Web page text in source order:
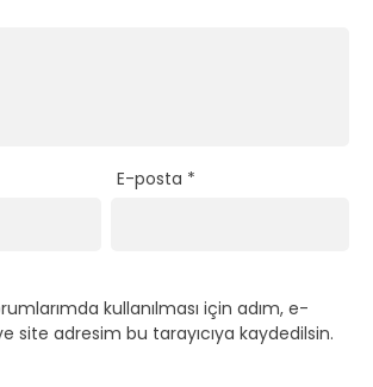
E-posta *
kullanılması için adım, e-
site adresim bu tarayıcıya kaydedilsin.